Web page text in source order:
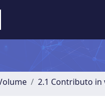
2.1 Contributo in